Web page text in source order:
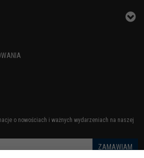
o nowościach i ważnych wydarzeniach na naszej